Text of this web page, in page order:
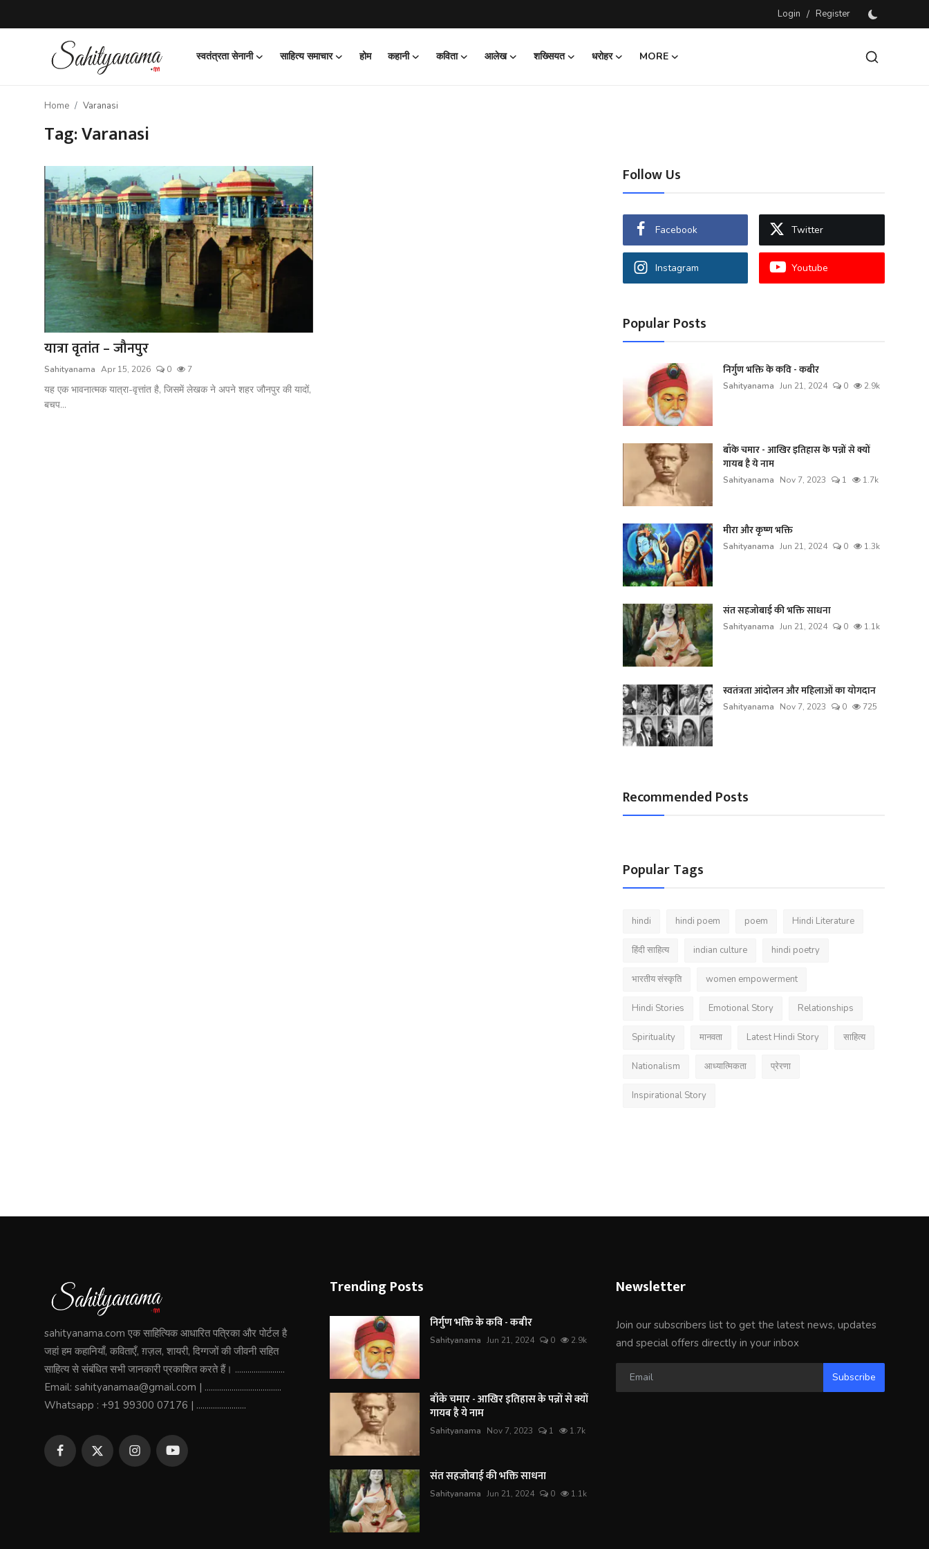
Login / Register
स्वतंत्रता सेनानी साहित्य समाचार होम कहानी कविता आलेख शख्सियत धरोहर
MORE
Register
शख्सियत
यात्रावृत्तांत
Home Varanasi
Tag: Varanasi
यात्रा वृतांत – जौनपुर
Sahityanama Apr 15, 2026 0 7
यह एक भावनात्मक यात्रा-वृत्तांत है, जिसमें लेखक ने अपने शहर जौनपुर की यादों,
बचप...
Follow Us
Facebook Twitter
Instagram Youtube
Popular Posts
निर्गुण भक्ति के कवि - कबीर
Sahityanama Jun 21, 2024 0 2.9k
बाँके चमार - आखिर इतिहास के पन्नों से क्यों
गायब है ये नाम
Sahityanama Nov 7, 2023 1 1.7k
मीरा और कृष्ण भक्ति
Sahityanama Jun 21, 2024 0 1.3k
संत सहजोबाई की भक्ति साधना
Sahityanama Jun 21, 2024 0 1.1k
स्वतंत्रता आंदोलन और महिलाओं का योगदान
Sahityanama Nov 7, 2023 0 725
Recommended Posts
Popular Tags
hindi hindi poem poem Hindi Literature
हिंदी साहित्य indian culture hindi poetry
भारतीय संस्कृति women empowerment
Hindi Stories Emotional Story Relationships
Spirituality मानवता Latest Hindi Story साहित्य
Nationalism आध्यात्मिकता प्रेरणा
Inspirational Story
sahityanama.com एक साहित्यिक आधारित पत्रिका और पोर्टल है
जहां हम कहानियाँ, कविताएँ, ग़ज़ल, शायरी, दिग्गजों की जीवनी सहित
साहित्य से संबंधित सभी जानकारी प्रकाशित करते हैं। ........................
Email: sahityanamaa@gmail.com | .....................................
Whatsapp : +91 99300 07176 | ........................
Trending Posts
निर्गुण भक्ति के कवि - कबीर
Sahityanama Jun 21, 2024 0 2.9k
बाँके चमार - आखिर इतिहास के पन्नों से क्यों
गायब है ये नाम
Sahityanama Nov 7, 2023 1 1.7k
संत सहजोबाई की भक्ति साधना
Sahityanama Jun 21, 2024 0 1.1k
Newsletter
Join our subscribers list to get the latest news, updates
and special offers directly in your inbox
Subscribe